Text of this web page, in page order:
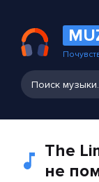
The
не